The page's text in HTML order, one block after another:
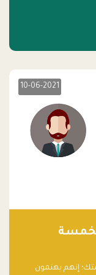
10-06-2021
إنهم يهتمون